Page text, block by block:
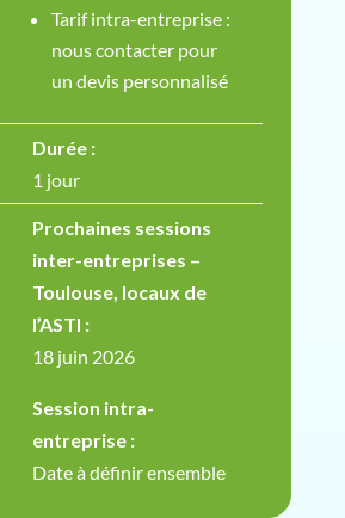
Tarif intra-entreprise :
nous contacter pour
un devis personnalisé
Durée :
1 jour
Prochaines sessions
inter-entreprises –
Toulouse, locaux de
l’ASTI :
18 juin 2026
Session intra-
entreprise :
Date à définir ensemble